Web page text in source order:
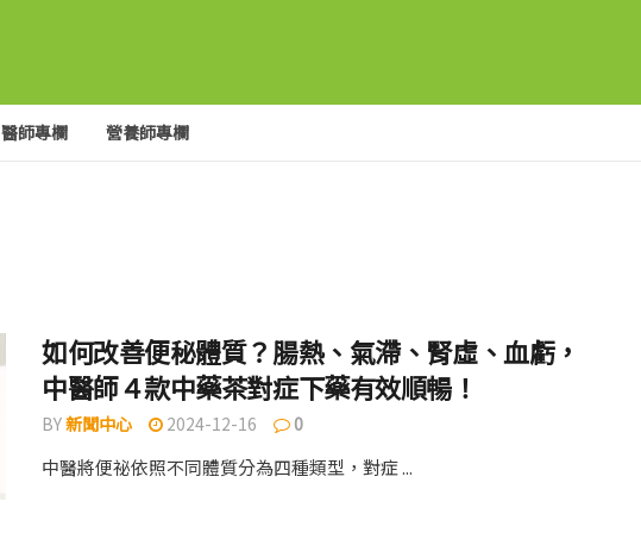
醫師專欄 營養師專欄
如何改善便秘體質？腸熱、氣滯、腎虛、血虧，
中醫師４款中藥茶對症下藥有效順暢！
BY新聞中心 2024-12-16 0
中醫將便祕依照不同體質分為四種類型，對症 ...